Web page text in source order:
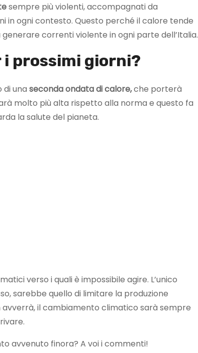
sempre più violenti, accompagnati da
in ogni contesto. Questo perché il calore tende
correnti violente in ogni parte dell’Italia.
i prossimi giorni?
di una seconda ondata di calore,che porterà
molto più alta rispetto alla norma e questo fa
la salute del pianeta.
verso i quali è impossibile agire. L’unico
sarebbe quello di limitare la produzione
il cambiamento climatico sarà sempre
avvenuto finora? A voi i commenti!